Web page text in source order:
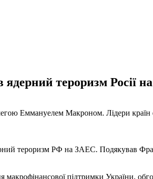
ядерний тероризм Росії
Еммануелем Макроном. Лідери
тероризм РФ на ЗАЕС. Подякував
підтримки України,